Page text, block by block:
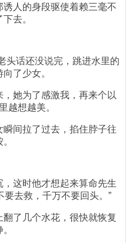
人的身段驱使着赖三毫不
去。
头话还没说完，跳进水里的
了少女。
她为了感激我，再来个以
越想越美。
间拉了过去，掐住脖子往
这时他才想起来算命先生
要去救，千万不要回头。”
了几个水花，很快就恢复